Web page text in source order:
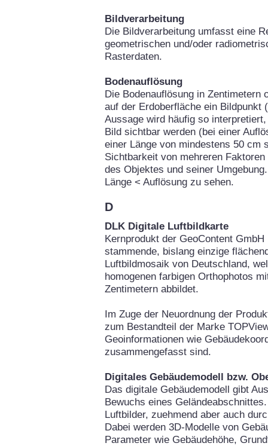
Bildverarbeitung
Die Bildverarbeitung umfasst eine
geometrischen und/oder
Rasterdaten.
Bodenauflösung
Die Bodenauflösung in Zentimetern
auf der Erdoberfläche ein Bildpunkt
Aussage wird häufig so
Bild sichtbar werden (bei einer
einer Länge von mindestens 50 cm
Sichtbarkeit von mehreren
des Objektes und seiner
Länge < Auflösung zu sehen.
D
DLK Digitale Luftbildkarte
Kernprodukt der GeoContent
stammende, bislang einzige
Luftbildmosaik von Deutschland,
homogenen farbigen Orthophotos
Zentimetern abbildet.
Im Zuge der Neuordnung der
zum Bestandteil der Marke
Geoinformationen wie
zusammengefasst sind.
Digitales Gebäudemodell bzw.
Das digitale Gebäudemodell gibt
Bewuchs eines
Luftbilder, zuehmend aber auch
Dabei werden 3D-Modelle von
Parameter wie Gebäudehöhe,